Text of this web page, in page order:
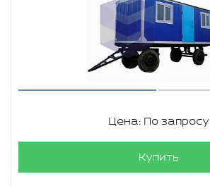
Цена: По запросу
Купить